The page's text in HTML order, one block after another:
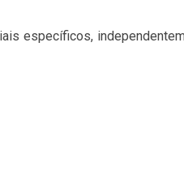
específicos,